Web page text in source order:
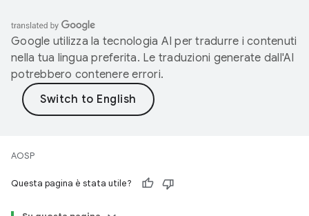
Google utilizza la tecnologia AI per tradurre i contenuti
nella tua lingua preferita. Le traduzioni generate dall'AI
potrebbero contenere errori.
AOSP
Questa pagina è stata utile?